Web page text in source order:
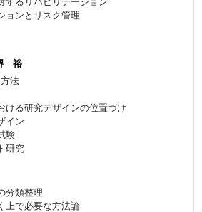
ンとリスク管理
裕
法
る研究デザインの位置づけ
イン
験
研究
類整理
上で必要な方法論